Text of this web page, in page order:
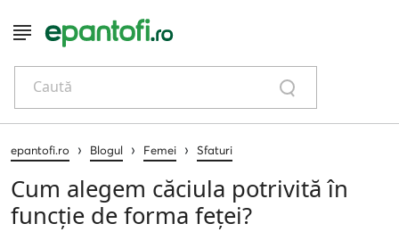
Caută
epantofi.ro › Blogul › Femei › Sfaturi
Cum alegem căciula potrivită în
funcție de forma feței?